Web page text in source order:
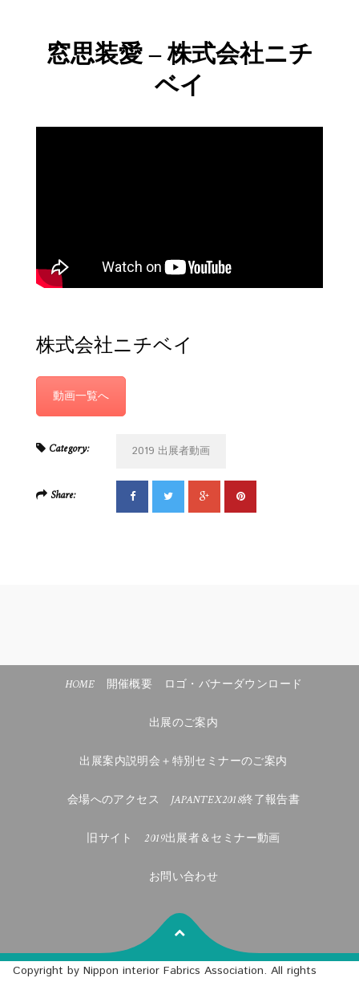
窓思装愛 – 株式会社ニチ
ベイ
株式会社ニチベイ
動画一覧へ
Category: 2019 出展者動画
Share:
HOME 開催概要 ロゴ・バナーダウンロード
出展のご案内
出展案内説明会＋特別セミナーのご案内
会場へのアクセス JAPANTEX2018終了報告書
旧サイト
2019出展者＆セミナー動画
お問い合わせ